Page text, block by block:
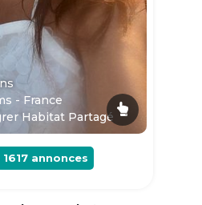
- France
Habitat Partagé
1617 annonces